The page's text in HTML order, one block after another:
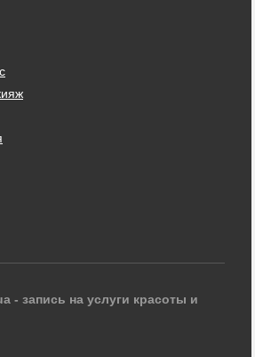
- запись на услуги красоты и